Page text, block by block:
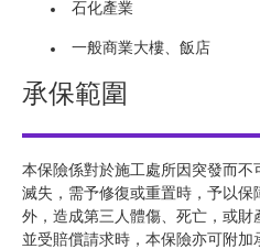
石化產業
一般商業大樓、飯店
承保範圍
本保險係對於施工處所因突發而
滅失，需予修復或重置時，予以
外，造成第三人體傷、死亡，或
並受賠償請求時，本保險亦可附加